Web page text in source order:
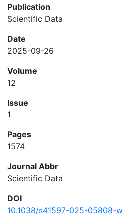
Publication
Scientific Data
Date
2025-09-26
Volume
12
Issue
1
Pages
1574
Journal Abbr
Scientific Data
DOI
10.1038/s41597-025-05808-w